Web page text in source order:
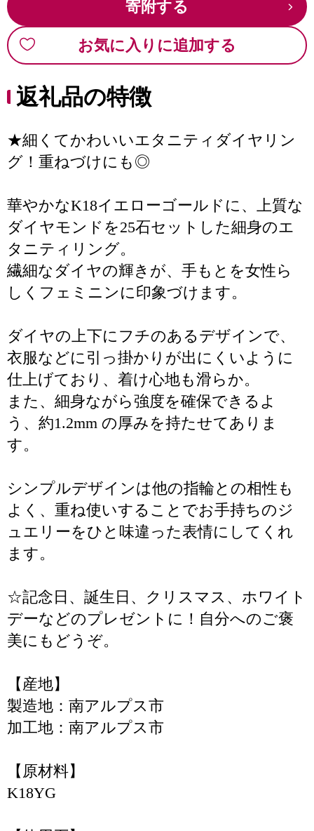
寄附する
お気に入りに追加する
返礼品の特徴
★細くてかわいいエタニティダイヤリン
グ！重ねづけにも◎
華やかなK18イエローゴールドに、上質な
ダイヤモンドを25石セットした細身のエ
タニティリング。
繊細なダイヤの輝きが、手もとを女性ら
しくフェミニンに印象づけます。
ダイヤの上下にフチのあるデザインで、
衣服などに引っ掛かりが出にくいように
仕上げており、着け心地も滑らか。
また、細身ながら強度を確保できるよ
う、約1.2mm の厚みを持たせてありま
す。
シンプルデザインは他の指輪との相性も
よく、重ね使いすることでお手持ちのジ
ュエリーをひと味違った表情にしてくれ
ます。
☆記念日、誕生日、クリスマス、ホワイト
デーなどのプレゼントに！自分へのご褒
美にもどうぞ。
【産地】
製造地：南アルプス市
加工地：南アルプス市
【原材料】
K18YG